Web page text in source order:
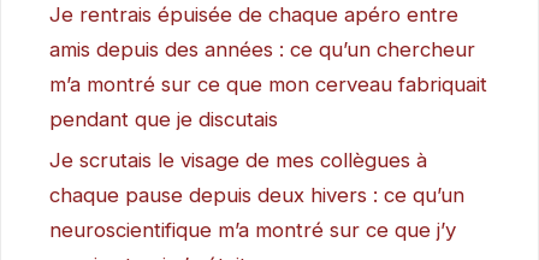
Je rentrais épuisée de chaque apéro entre
amis depuis des années : ce qu’un chercheur
m’a montré sur ce que mon cerveau fabriquait
pendant que je discutais
Je scrutais le visage de mes collègues à
chaque pause depuis deux hivers : ce qu’un
neuroscientifique m’a montré sur ce que j’y